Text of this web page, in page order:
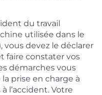
du travail
utilisée dans le
vous devez le déclarer
faire constater vos
démarches vous
prise en charge à
l’accident. Votre